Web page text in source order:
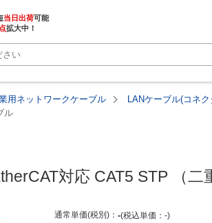
当日出荷
拡大中！
用ネットワークケーブル
LANケーブル(コネ
ル
対応 CAT5 STP （
通常単価(税別) - 税込単価
-